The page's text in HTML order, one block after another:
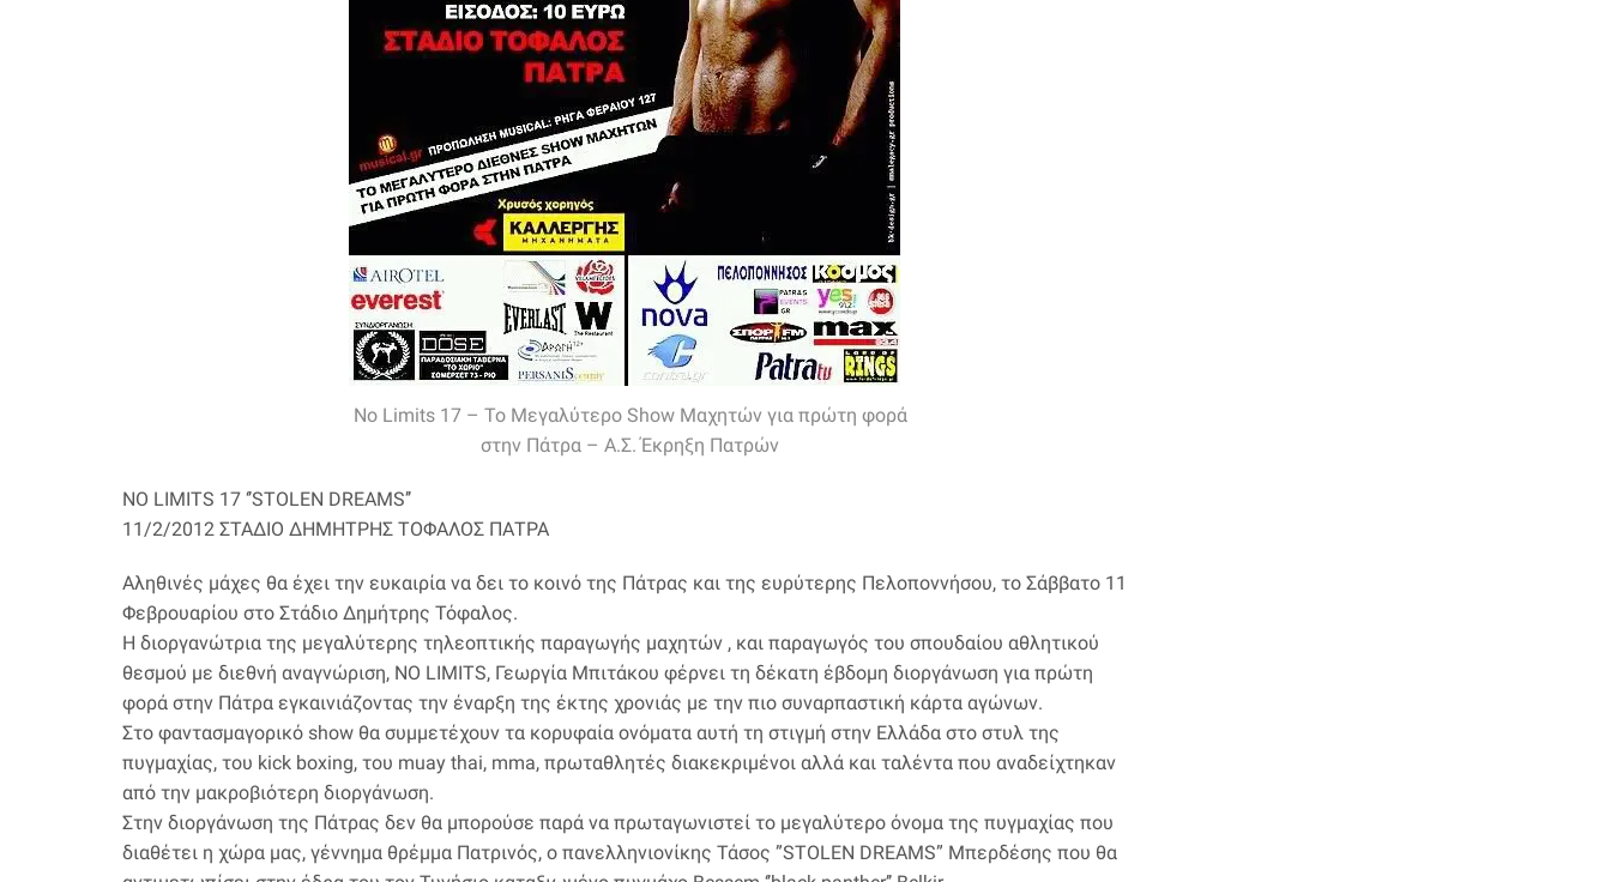
No Limits 17 – Το Μεγαλύτερο Show Μαχητών για πρώτη φορά
στην Πάτρα – Α.Σ. Έκρηξη Πατρών
NO LIMITS 17 ‘’STOLEN DREAMS’’
11/2/2012 ΣΤΑΔΙΟ ΔΗΜΗΤΡΗΣ ΤΟΦΑΛΟΣ ΠΑΤΡΑ
Αληθινές μάχες θα έχει την ευκαιρία να δει το κοινό της Πάτρας και της ευρύτερης Πελοποννήσου, το Σάββατο 11
Φεβρουαρίου στο Στάδιο Δημήτρης Τόφαλος.
Η διοργανώτρια της μεγαλύτερης τηλεοπτικής παραγωγής μαχητών , και παραγωγός του σπουδαίου αθλητικού
θεσμού με διεθνή αναγνώριση, NO LIMITS, Γεωργία Μπιτάκου φέρνει τη δέκατη έβδομη διοργάνωση για πρώτη
φορά στην Πάτρα εγκαινιάζοντας την έναρξη της έκτης χρονιάς με την πιο συναρπαστική κάρτα αγώνων.
Στο φαντασμαγορικό show θα συμμετέχουν τα κορυφαία ονόματα αυτή τη στιγμή στην Ελλάδα στο στυλ της
πυγμαχίας, του kick boxing, του muay thai, mma, πρωταθλητές διακεκριμένοι αλλά και ταλέντα που αναδείχτηκαν
από την μακροβιότερη διοργάνωση.
Στην διοργάνωση της Πάτρας δεν θα μπορούσε παρά να πρωταγωνιστεί το μεγαλύτερο όνομα της πυγμαχίας που
διαθέτει η χώρα μας, γέννημα θρέμμα Πατρινός, ο πανελληνιονίκης Τάσος ”STOLEN DREAMS” Μπερδέσης που θα